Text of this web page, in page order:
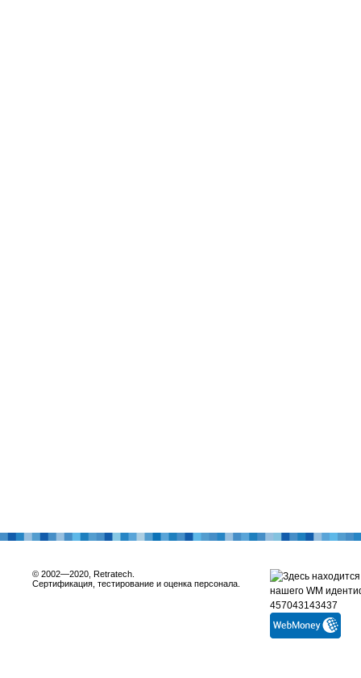
© 2002—2020, Retratech.
Сертификация, тестирование и оценка персонала.